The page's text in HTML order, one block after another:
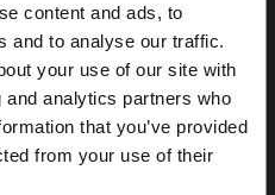
content and ads, to
and to analyse our traffic.
your use of our site with
and analytics partners who
that you’ve provided
from your use of their
آخر الملاحة
and Disasters: Research,